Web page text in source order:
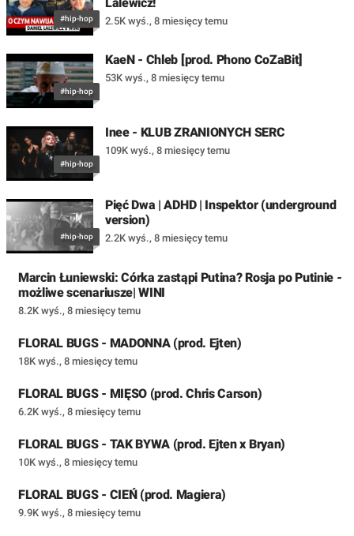
#hip-hop 2.5K wyś., 8 miesięcy temu
#hip-hop
KaeN - Chleb [prod. Phono CoZaBit]
53K wyś., 8 miesięcy temu
#hip-hop
Inee - KLUB ZRANIONYCH SERC
109K wyś., 8 miesięcy temu
#hip-hop
Pięć Dwa | ADHD | Inspektor (underground
version)
2.2K wyś., 8 miesięcy temu
Marcin Łuniewski: Córka zastąpi Putina? Rosja po Putinie -
możliwe scenariusze| WINI
8.2K wyś., 8 miesięcy temu
FLORAL BUGS - MADONNA (prod. Ejten)
18K wyś., 8 miesięcy temu
FLORAL BUGS - MIĘSO (prod. Chris Carson)
6.2K wyś., 8 miesięcy temu
FLORAL BUGS - TAK BYWA (prod. Ejten x Bryan)
10K wyś., 8 miesięcy temu
FLORAL BUGS - CIEŃ (prod. Magiera)
9.9K wyś., 8 miesięcy temu